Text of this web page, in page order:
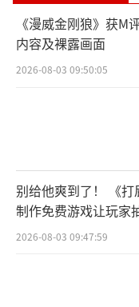
《漫威金刚狼》获M
内容及裸露画面
2026-08-03 09:50:05
别给他爽到了！ 《
制作免费游戏让玩家
2026-08-03 09:47:59